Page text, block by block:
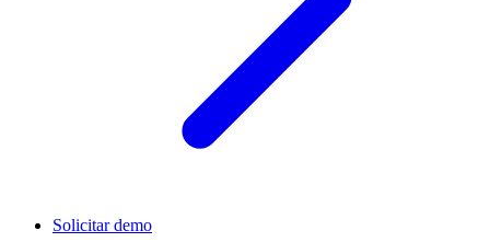
Solicitar demo